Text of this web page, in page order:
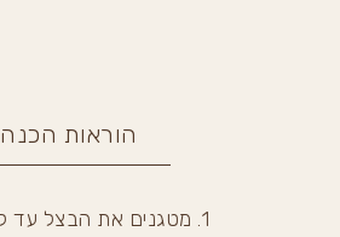
הוראות הכנה
1. מטגנים את הבצל עד לשקיפות.